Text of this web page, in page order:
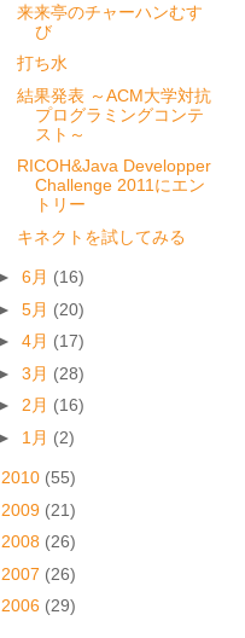
来来亭のチャーハンむす
び
打ち水
結果発表 ～ACM大学対抗
プログラミングコンテ
スト～
RICOH&Java Developper
Challenge 2011にエン
トリー
キネクトを試してみる
6月 (16)
5月 (20)
4月 (17)
3月 (28)
2月 (16)
1月 (2)
2010 (55)
2009 (21)
2008 (26)
2007 (26)
2006 (29)